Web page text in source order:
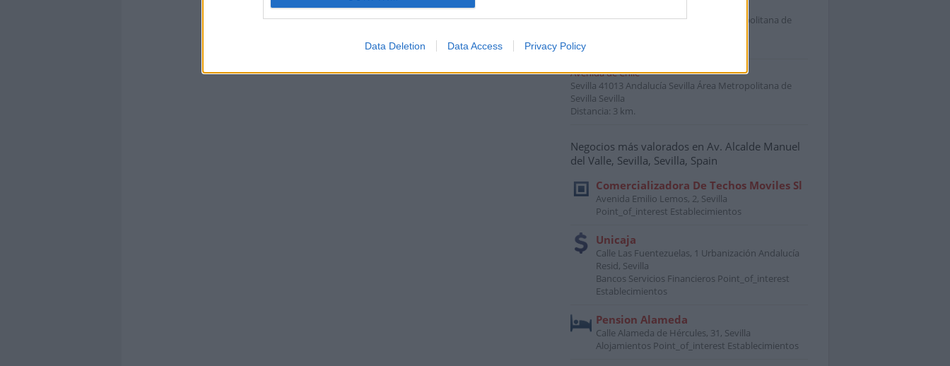
Data Deletion Data Access Privacy Policy
Sevilla41004Andalucía Sevilla Área Metropolitana de
Distancia: 2 km.
Avenida de Chile
Sevilla 41013Andalucía Sevilla Área Metropolitana de
Sevilla Sevilla
Distancia: 3 km.
Negocios más valorados en Av. Alcalde Manuel
del Valle, Sevilla, Sevilla, Spain
Comercializadora De Techos Moviles Sl
Avenida Emilio Lemos, 2, Sevilla
Point_of_interest Establecimientos
Unicaja
Calle Las Fuentezuelas, 1 Urbanización Andalucía
Resid, Sevilla
Bancos Servicios Financieros Point_of_interest
Establecimientos
Pension Alameda
Calle Alameda de Hércules, 31, Sevilla
Alojamientos Point_of_interest Establecimientos